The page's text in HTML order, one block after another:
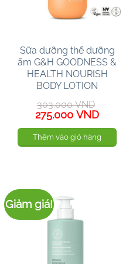
Sữa dưỡng thể dưỡng
ẩm G&H GOODNESS &
HEALTH NOURISH
BODY LOTION
303.000VND
Giá
là:
303.000 VND.
275.000 VNDGiá
tại
là:
Thêm vào giỏ hàng
Giảm giá!